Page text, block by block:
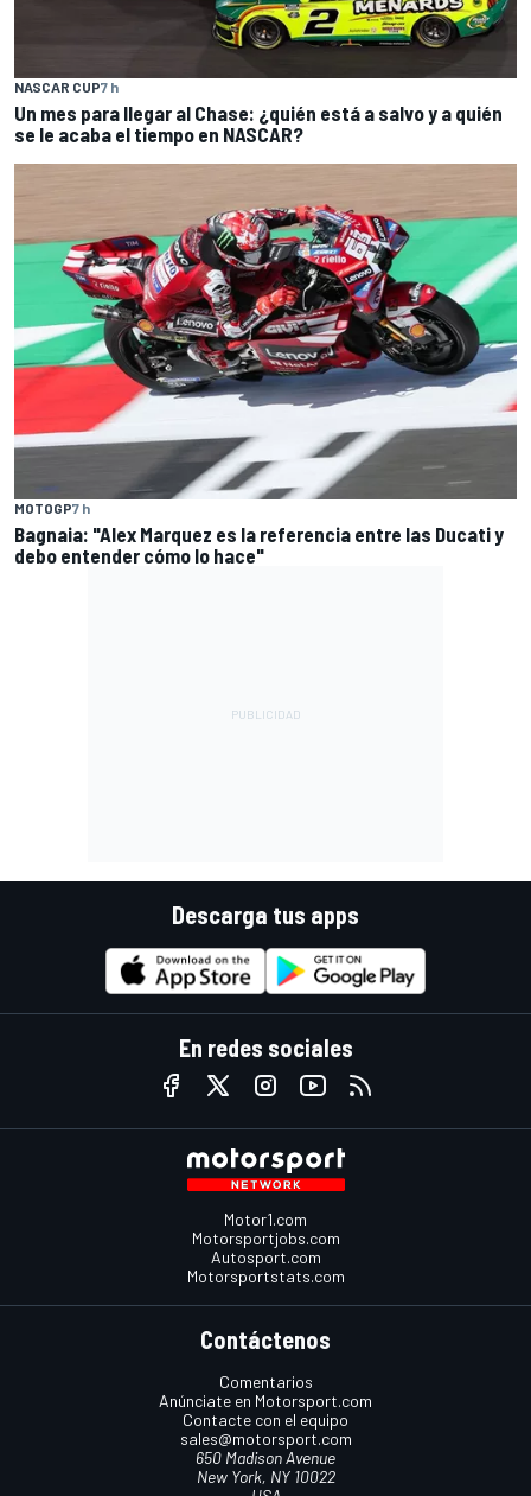
NASCAR CUP7 h
Un mes para llegar al Chase: ¿quién está a salvo y a quién
se le acaba el tiempo en NASCAR?
MOTOGP7 h
Bagnaia: "Alex Marquez es la referencia entre las Ducati y
debo entender cómo lo hace"
Descarga tus apps
En redes sociales
Motor1.com
Motorsportjobs.com
Autosport.com
Motorsportstats.com
Contáctenos
Comentarios
Anúnciate en Motorsport.com
Contacte con el equipo
sales@motorsport.com
650 Madison Avenue
New York, NY 10022